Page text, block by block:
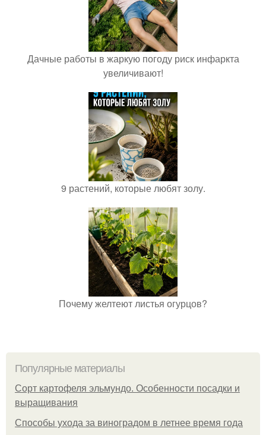
Дачные работы в жаркую погоду риск инфаркта
увеличивают!
9 растений, которые любят золу.
Почему желтеют листья огурцов?
Популярные материалы
Сорт картофеля эльмундо. Особенности посадки и
выращивания
Способы ухода за виноградом в летнее время года